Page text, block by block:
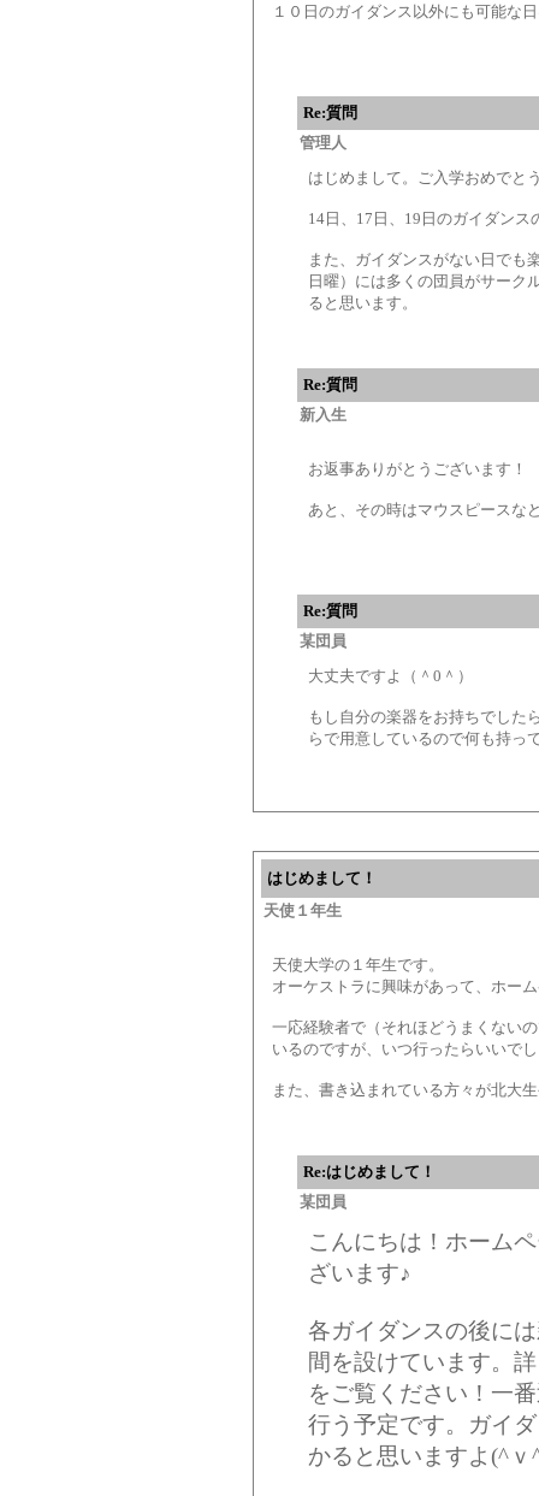
１０日のガイダンス以外にも可能な
Re:質問
管理人
はじめまして。ご入学おめでと
14日、17日、19日のガイダン
また、ガイダンスがない日でも
日曜）には多くの団員がサーク
ると思います。
Re:質問
新入生
お返事ありがとうございます！
あと、その時はマウスピースな
Re:質問
某団員
大丈夫ですよ（＾0＾）
もし自分の楽器をお持ちでした
らで用意しているので何も持っ
はじめまして！
天使１年生
天使大学の１年生です。
オーケストラに興味があって、ホー
一応経験者で（それほどうまくない
いるのですが、いつ行ったらいいで
また、書き込まれている方々が北大
Re:はじめまして！
某団員
こんにちは！ホーム
ざいます♪
各ガイダンスの後に
間を設けています。
をご覧ください！一
行う予定です。ガイ
かると思いますよ(^ｖ